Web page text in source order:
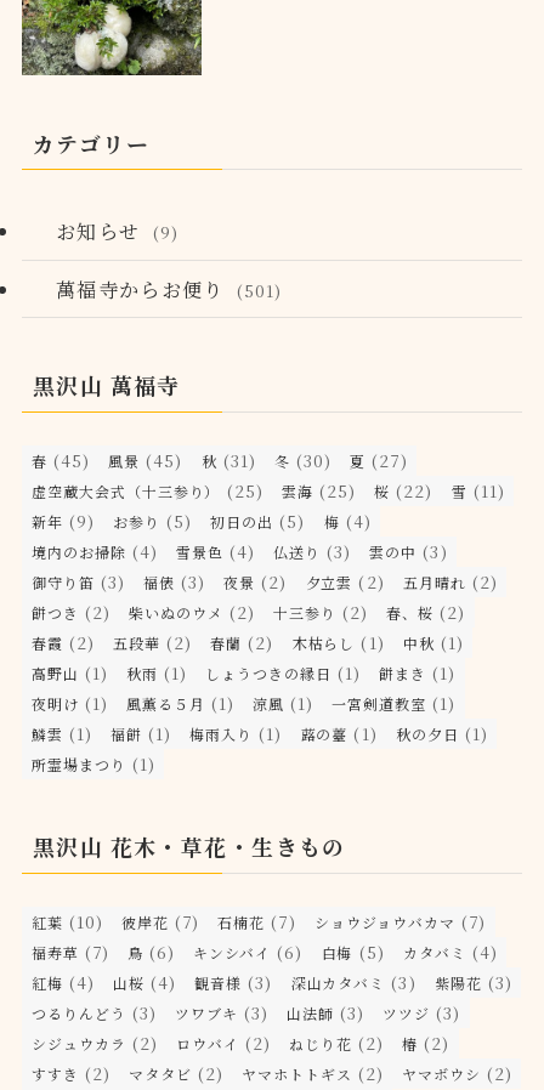
カテゴリー
お知らせ (9)
萬福寺からお便り (501)
黒沢山 萬福寺
春 (45) 風景 (45) 秋 (31) 冬 (30) 夏 (27)
虚空蔵大会式（十三参り） (25) 雲海 (25) 桜 (22) 雪 (11)
新年 (9) お参り (5) 初日の出 (5) 梅 (4)
境内のお掃除 (4) 雪景色 (4) 仏送り (3) 雲の中 (3)
御守り笛 (3) 福俵 (3) 夜景 (2) 夕立雲 (2) 五月晴れ (2)
餅つき (2) 柴いぬのウメ (2) 十三参り (2) 春、桜 (2)
春霞 (2) 五段華 (2) 春蘭 (2) 木枯らし (1) 中秋 (1)
高野山 (1) 秋雨 (1) しょうつきの縁日 (1) 餅まき (1)
夜明け (1) 風薫る５月 (1) 涼風 (1) 一宮剣道教室 (1)
鱗雲 (1) 福餅 (1) 梅雨入り (1) 蕗の薹 (1) 秋の夕日 (1)
所霊場まつり (1)
黒沢山 花木・草花・生きもの
紅葉 (10) 彼岸花 (7) 石楠花 (7) ショウジョウバカマ (7)
福寿草 (7) 鳥 (6) キンシバイ (6) 白梅 (5) カタバミ (4)
紅梅 (4) 山桜 (4) 観音様 (3) 深山カタバミ (3) 紫陽花 (3)
つるりんどう (3) ツワブキ (3) 山法師 (3) ツツジ (3)
シジュウカラ (2) ロウバイ (2) ねじり花 (2) 椿 (2)
すすき (2) マタタビ (2) ヤマホトトギス (2) ヤマボウシ (2)